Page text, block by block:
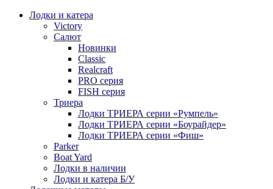
Лодки и катера
Victory
Салют
Новинки
Classic
Realcraft
PRO серия
FISH серия
Триера
Лодки ТРИЕРА серии «Румпель»
Лодки ТРИЕРА серии «Боурайдер»
Лодки ТРИЕРА серии «Фиш»
Parker
Boat Yard
Лодки в наличии
Лодки и катера Б/У